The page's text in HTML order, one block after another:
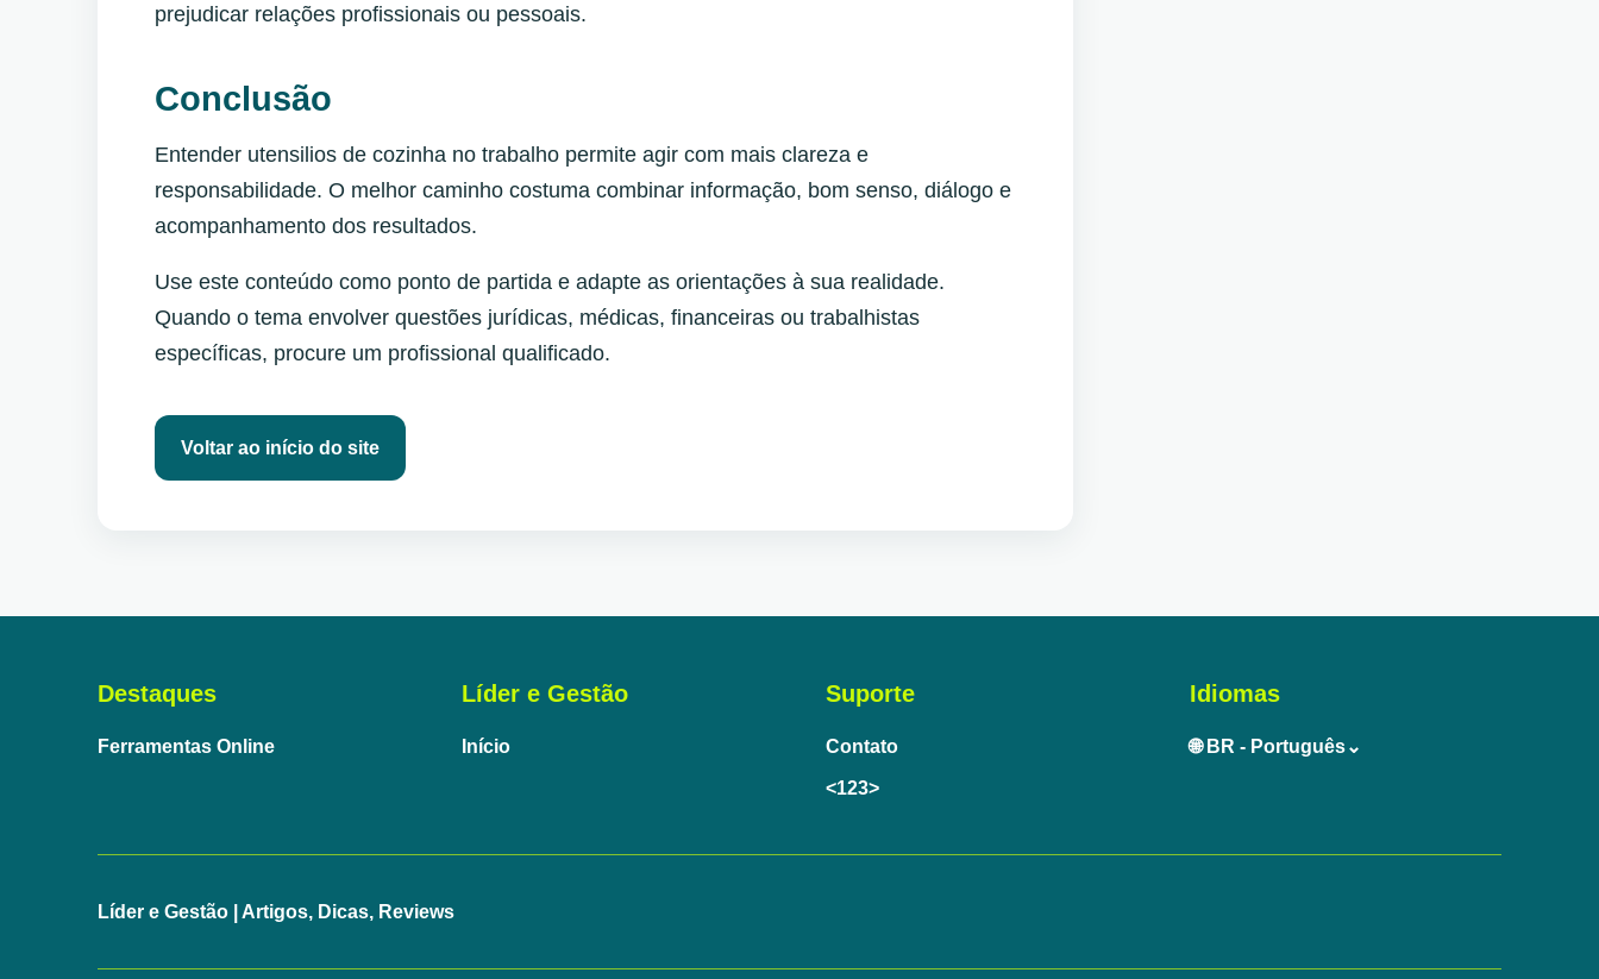
prejudicar relações profissionais ou pessoais.
Conclusão
Entender utensilios de cozinha no trabalho permite agir com mais clareza e
responsabilidade. O melhor caminho costuma combinar informação, bom senso, diálogo e
acompanhamento dos resultados.
Use este conteúdo como ponto de partida e adapte as orientações à sua realidade.
Quando o tema envolver questões jurídicas, médicas, financeiras ou trabalhistas
específicas, procure um profissional qualificado.
Voltar ao início do site
Destaques
Ferramentas Online
Líder e Gestão
Início
Suporte
Contato
<123>
Idiomas
🌐 BR - Português⌄
Líder e Gestão | Artigos, Dicas, Reviews